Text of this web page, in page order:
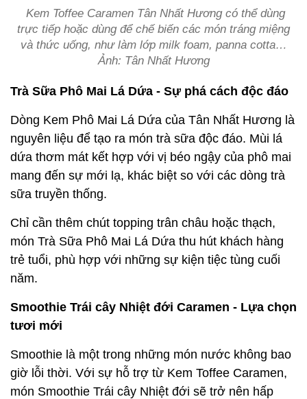
Kem Toffee Caramen Tân Nhất Hương có thể dùng
trực tiếp hoặc dùng để chế biến các món tráng miệng
và thức uống, như làm lớp milk foam, panna cotta…
Ảnh: Tân Nhất Hương
Trà Sữa Phô Mai Lá Dứa - Sự phá cách độc đáo
Dòng Kem Phô Mai Lá Dứa của Tân Nhất Hương là
nguyên liệu để tạo ra món trà sữa độc đáo. Mùi lá
dứa thơm mát kết hợp với vị béo ngậy của phô mai
mang đến sự mới lạ, khác biệt so với các dòng trà
sữa truyền thống.
Chỉ cần thêm chút topping trân châu hoặc thạch,
món Trà Sữa Phô Mai Lá Dứa thu hút khách hàng
trẻ tuổi, phù hợp với những sự kiện tiệc tùng cuối
năm.
Smoothie Trái cây Nhiệt đới Caramen - Lựa chọn
tươi mới
Smoothie là một trong những món nước không bao
giờ lỗi thời. Với sự hỗ trợ từ Kem Toffee Caramen,
món Smoothie Trái cây Nhiệt đới sẽ trở nên hấp